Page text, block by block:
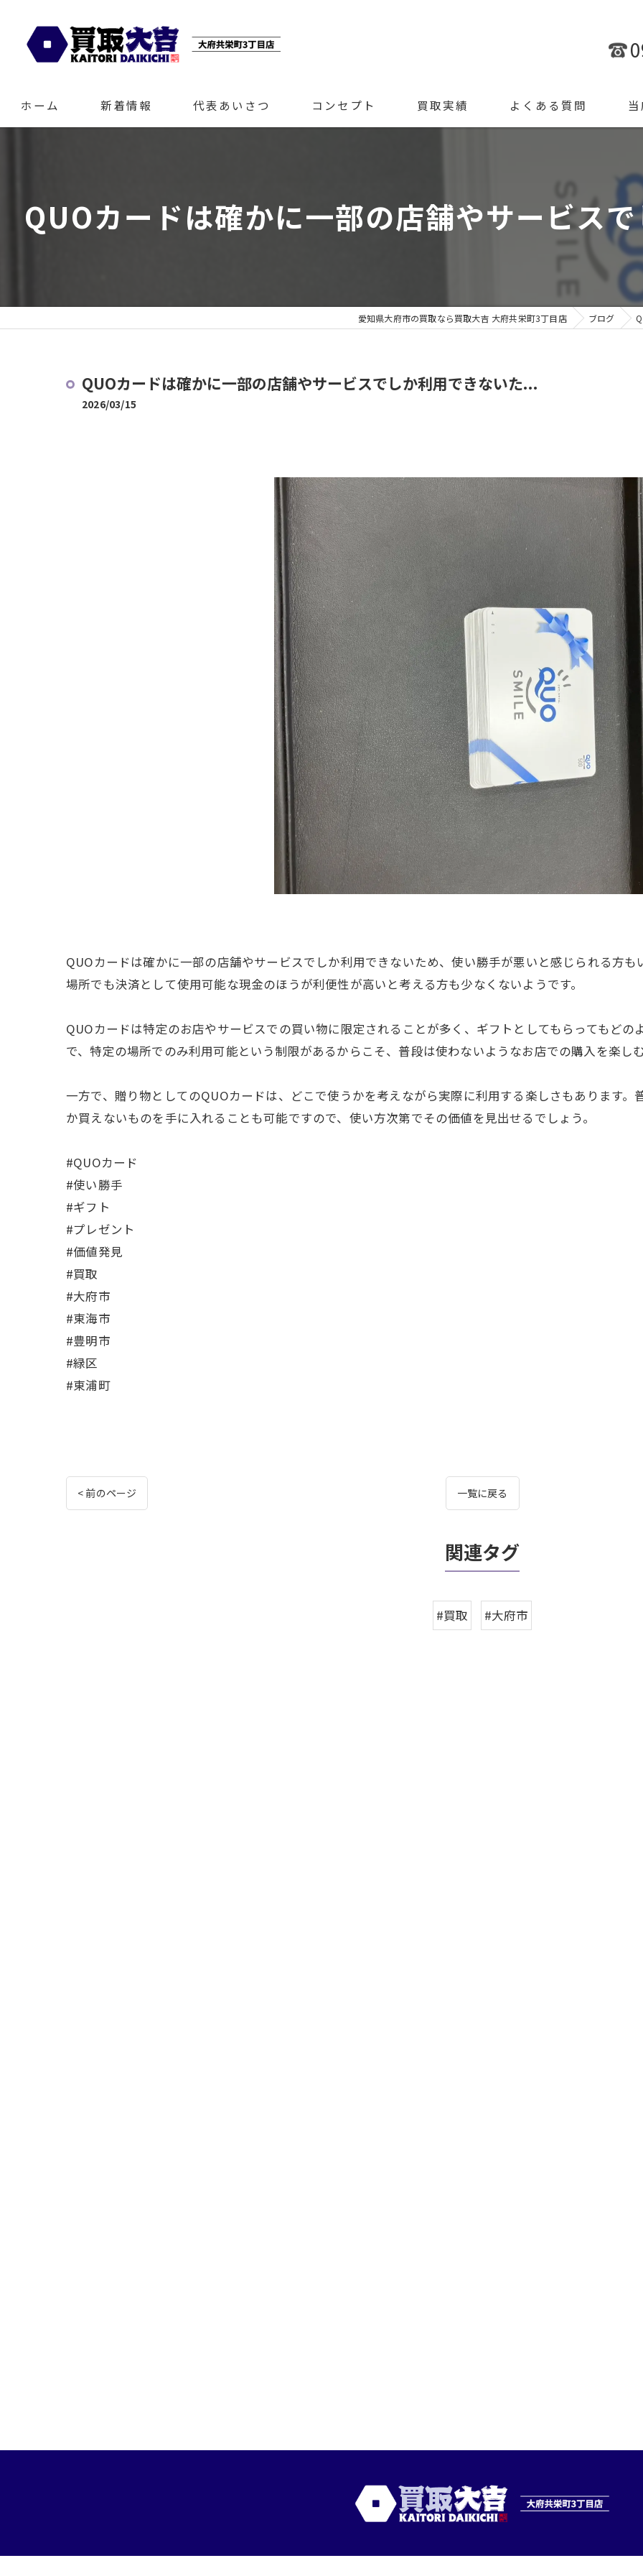
ホーム 新着情報 代表あいさつ コンセプト 買取実績 よくある質問
ブ
腕
ジュ
遺
QUOカードは確かに一部の店舗やサービス
愛知県大府市の買取なら買取大吉 大府共栄町3丁目店 ブログ
QUOカードは確かに一部の店舗やサービスでしか利用できないた...
2026/03/15
QUOカードは確かに一部の店舗やサービスでしか利用できないため、使い勝手が悪いと感じられる方
場所でも決済として使用可能な現金のほうが利便性が高いと考える方も少なくないようです。
QUOカードは特定のお店やサービスでの買い物に限定されることが多く、ギフトとしてもらってもどの
で、特定の場所でのみ利用可能という制限があるからこそ、普段は使わないようなお店での購入を楽し
一方で、贈り物としてのQUOカードは、どこで使うかを考えながら実際に利用する楽しさもあります
か買えないものを手に入れることも可能ですので、使い方次第でその価値を見出せるでしょう。
#QUOカード
#使い勝手
#ギフト
#プレゼント
#価値発見
#買取
#大府市
#東海市
#豊明市
#緑区
#東浦町
< 前のページ 一覧に戻る
関連タグ
#買取 #大府市